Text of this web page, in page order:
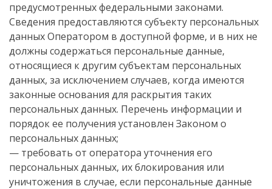
предусмотренных федеральными законами.
Сведения предоставляются субъекту персональных
данных Оператором в доступной форме, и в них не
должны содержаться персональные данные,
относящиеся к другим субъектам персональных
данных, за исключением случаев, когда имеются
законные основания для раскрытия таких
персональных данных. Перечень информации и
порядок ее получения установлен Законом о
персональных данных;
— требовать от оператора уточнения его
персональных данных, их блокирования или
уничтожения в случае, если персональные данные